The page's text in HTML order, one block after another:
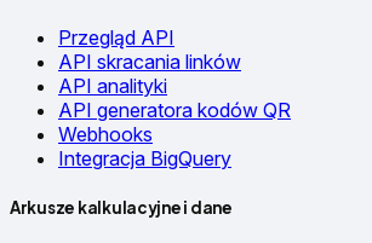
Przegląd API
API skracania linków
API analityki
API generatora kodów QR
Webhooks
Integracja BigQuery
Arkusze kalkulacyjne i dane